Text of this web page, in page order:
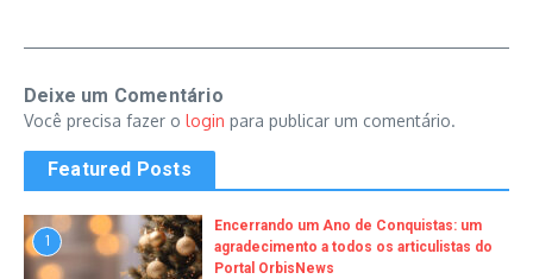
Deixe um Comentário
Você precisa fazer o login para publicar um comentário.
Featured Posts
1
Encerrando um Ano de Conquistas: um
agradecimento a todos os articulistas do
Portal OrbisNews